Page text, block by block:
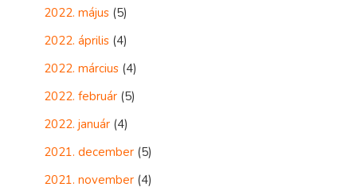
2022. május (5)
2022. április (4)
2022. március (4)
2022. február (5)
2022. január (4)
2021. december (5)
2021. november (4)